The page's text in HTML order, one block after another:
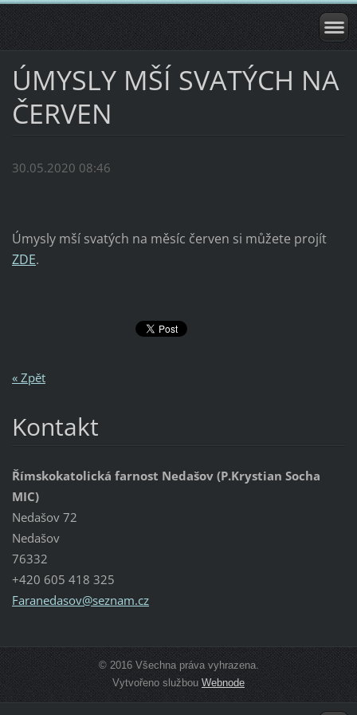
ÚMYSLY MŠÍ SVATÝCH NA
ČERVEN
30.05.2020 08:46
Úmysly mší svatých na měsíc červen si můžete projít
ZDE.
« Zpět
Kontakt
Římskokatolická farnost Nedašov (P.Krystian Socha
MIC)
Nedašov 72
Nedašov
76332
+420 605 418 325
Faranedasov@seznam.cz
© 2016 Všechna práva vyhrazena.
Vytvořeno službou Webnode